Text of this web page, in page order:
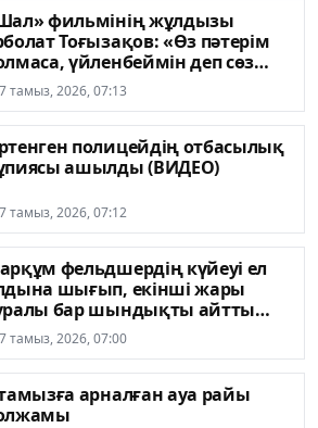
фильмінің жұлдызы
Тоғызақов: «Өз пәтерім
үйленбеймін деп сөз
7 тамыз, 2026, 07:13
полицейдің отбасылық
ашылды (ВИДЕО)
7 тамыз, 2026, 07:12
фельдшердің күйеуі ел
шығып, екінші жары
бар шындықты айтты
7 тамыз, 2026, 07:00
арналған ауа райы